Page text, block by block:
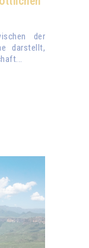
der
darstellt,